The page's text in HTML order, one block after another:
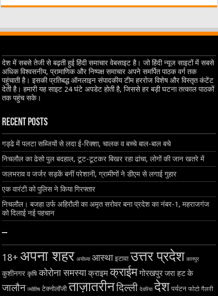
देश में सबसे तेजी से बढ़ती हुई हिंदी समाचार वेबसाइट है। जो हिंदी न्यूज साइटों में सबसे
अधिक विश्वसनीय, प्रामाणिक और निष्पक्ष समाचार अपने समर्पित पाठक वर्ग तक
पहुंचाती है। इसकी प्रतिबद्ध ऑनलाइन संपादकीय टीम हररोज विशेष और विस्तृत कंटेंट
देती है। हमारी यह साइट 24 घंटे अपडेट होती है, जिससे हर बड़ी घटना तत्काल पाठकों
तक पहुंच सके।
Recent Posts
गड्ढे में पलटा सब्जियों से लदा ई-रिक्शा, चालक व बच्चे बाल-बाल बचे
निचलौल का ढेसो पुल बदहाल, टूट-टूटकर बिखर रहा ढांचा, लोगों की जान खतरे में
जलभराव व जर्जर सड़कें बनीं परेशानी, ग्रामीणों ने डीएम से लगाई गुहार
एक वारंटी को पुलिस ने किया गिरफ्तार
निचलौल। बजहा उर्फ अहिरौली का अमृत सरोवर बना प्रदेश का नंबर-1, महराजगंज
को दिलाई नई पहचान
–
18+ अपना शहर अयोध्या आस्था इटावा उत्तर प्रदेश कानपुर
कुशीनगर कृषि कोरोना समस्या क्राइम क्राईम गोरखपुर जरा हट के
जालौन ज्योतिष टेक्नोलॉजी ताज़ातरीनदिल्ली देवरिया देश पर्यटन फोटो गैलरी